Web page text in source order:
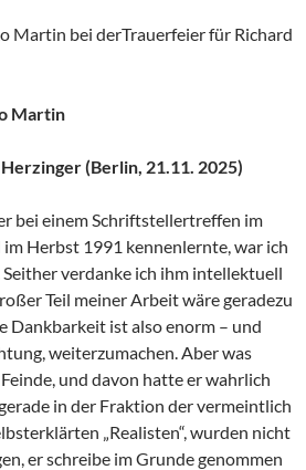
Martin bei derTrauerfeier für Richard
Martin
(Berlin, 21.11. 2025)
bei einem Schriftstellertreffen im
Herbst 1991 kennenlernte, war ich
Seither verdanke ich ihm intellektuell
Teil meiner Arbeit wäre geradezu
Dankbarkeit ist also enorm – und
weiterzumachen. Aber was
und davon hatte er wahrlich
in der Fraktion der vermeintlich
„Realisten“, wurden nicht
er schreibe im Grunde genommen